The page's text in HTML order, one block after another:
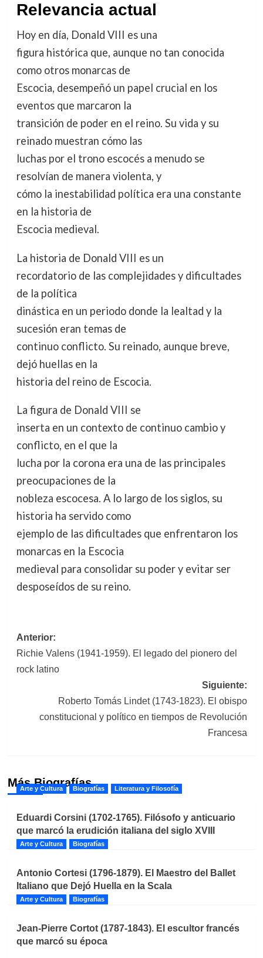
Relevancia actual
Hoy en día, Donald VIII es una
figura histórica que, aunque no tan conocida
como otros monarcas de
Escocia, desempeñó un papel crucial en los
eventos que marcaron la
transición de poder en el reino. Su vida y su
reinado muestran cómo las
luchas por el trono escocés a menudo se
resolvían de manera violenta, y
cómo la inestabilidad política era una constante
en la historia de
Escocia medieval.
La historia de Donald VIII es un
recordatorio de las complejidades y dificultades
de la política
dinástica en un periodo donde la lealtad y la
sucesión eran temas de
continuo conflicto. Su reinado, aunque breve,
dejó huellas en la
historia del reino de Escocia.
La figura de Donald VIII se
inserta en un contexto de continuo cambio y
conflicto, en el que la
lucha por la corona era una de las principales
preocupaciones de la
nobleza escocesa. A lo largo de los siglos, su
historia ha servido como
ejemplo de las dificultades que enfrentaron los
monarcas en la Escocia
medieval para consolidar su poder y evitar ser
desposeídos de su reino.
Navegación
de
Anterior:
Richie Valens (1941-1959). El legado del pionero del
rock latino
Siguiente:
Roberto Tomás Lindet (1743-1823). El obispo
constitucional y político en tiempos de Revolución
Francesa
Más Biografías
Arte y Cultura Biografías Literatura y Filosofía
Eduardi Corsini (1702-1765). Filósofo y anticuario
que marcó la erudición italiana del siglo XVIII
Arte y Cultura Biografías
Antonio Cortesi (1796-1879). El Maestro del Ballet
Italiano que Dejó Huella en la Scala
Arte y Cultura Biografías
Jean-Pierre Cortot (1787-1843). El escultor francés
que marcó su época